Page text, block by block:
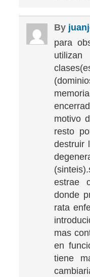
By
para
motivo
resto
destruir
estrae
donde
rata
mas
en
tiene